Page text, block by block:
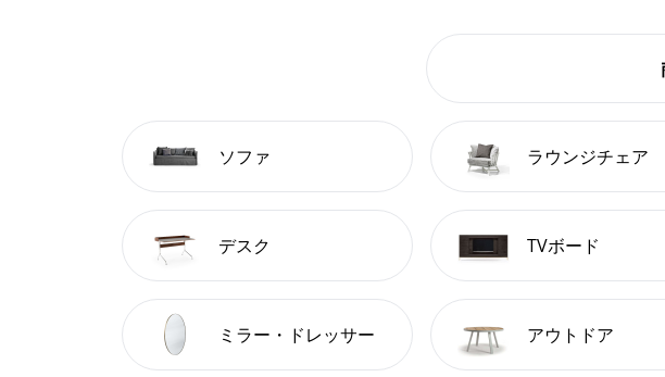
ソファ ラウンジチェア
デスク TVボード
ミラー・ドレッサー アウトドア